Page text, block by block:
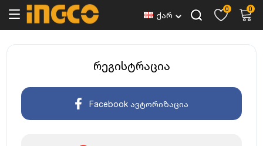
ქარ
0 0
რეგისტრაცია
Facebook ავტორიზაცია